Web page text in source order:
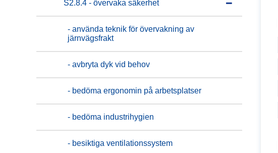
S2.8.4 - övervaka säkerhet
- använda teknik för övervakning av
järnvägsfrakt
- avbryta dyk vid behov
- bedöma ergonomin på arbetsplatser
- bedöma industrihygien
- besiktiga ventilationssystem